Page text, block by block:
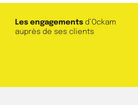
Les engagements d’Ockam
auprès de ses clients